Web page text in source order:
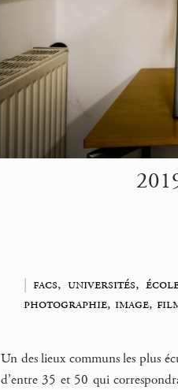
| facs, universités,
photographie, image,
Un des lieux communs les plus
d’entre 35 et 50 qui